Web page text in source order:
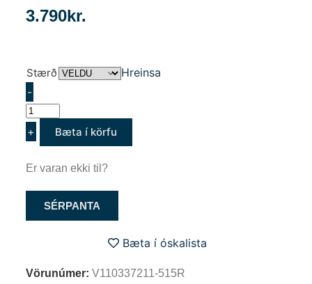
3.790kr.
Stærð
Hreinsa
-
+ Bæta í körfu
Er varan ekki til?
SÉRPANTA
Bæta í óskalista
Vörunúmer: V110337211-515R